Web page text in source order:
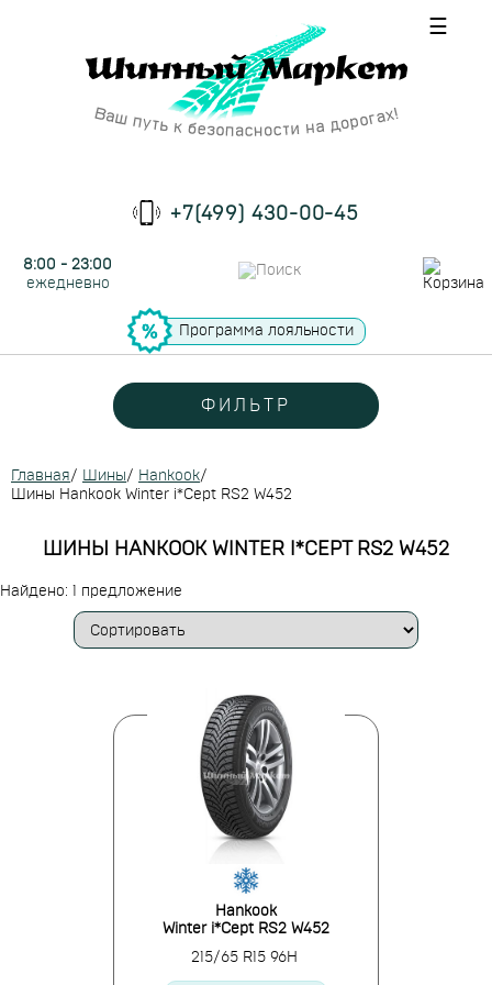
☰
+7(499) 430-00-45
8:00 - 23:00
ежедневно
Программа лояльности
ФИЛЬТР
Главная/ Шины/ Hankook/
Шины Hankook Winter i*Cept RS2 W452
ШИНЫ HANKOOK WINTER I*CEPT RS2 W452
Найдено: 1 предложение
Hankook
Winter i*Cept RS2 W452
215/65 R15 96H